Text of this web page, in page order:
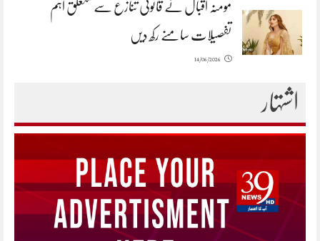
مومنہ اقبال نے قانونی تنازع سے متعلق اہم
تفصیلات سامنے رکھ دیں
14/06/2026
اشتہار